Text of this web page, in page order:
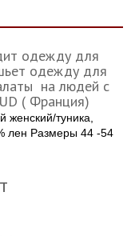
одежду для
одежду для
на людей с
( Франция)
женский/туника,
лен Размеры 44 -54